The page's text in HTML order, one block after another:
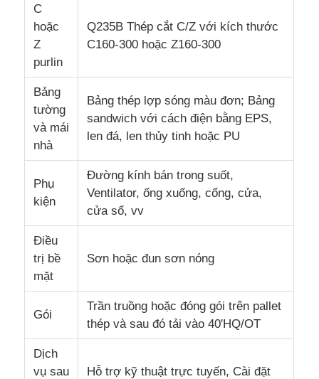
C
hoặc
Z
purlin
Q235B Thép cắt C/Z với kích thước
C160-300 hoặc Z160-300
Bảng
tường
và mái
nhà
Bảng thép lợp sóng màu đơn; Bảng
sandwich với cách điện bằng EPS,
len đá, len thủy tinh hoặc PU
Phụ
kiện
Đường kính bán trong suốt,
Ventilator, ống xuống, cống, cửa,
cửa sổ, vv
Điều
trị bề
mặt
Sơn hoặc đun sơn nóng
Gói
Trần truồng hoặc đóng gói trên pallet
thép và sau đó tải vào 40'HQ/OT
Dịch
vụ sau
Hỗ trợ kỹ thuật trực tuyến, Cài đặt